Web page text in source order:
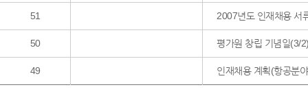
51 2007년도 인재채용 서
50 평가원 창립 기념일(3/
49 인재채용 계획(항공분